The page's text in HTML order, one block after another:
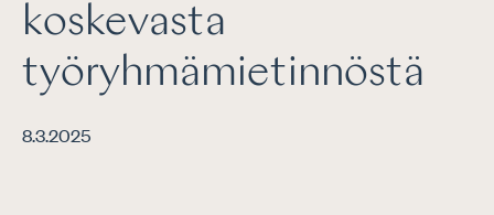
koskevasta
työryhmämietinnöstä
8.3.2025